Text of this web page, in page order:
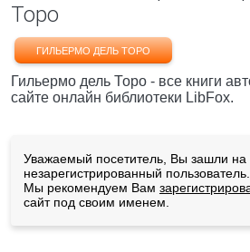
Торо
ГИЛЬЕРМО ДЕЛЬ ТОРО
Гильермо дель Торо - все книги
сайте онлайн библиотеки LibFox.
Уважаемый посетитель, Вы зашли на
незарегистрированный пользователь.
Мы рекомендуем Вам
сайт под своим именем.